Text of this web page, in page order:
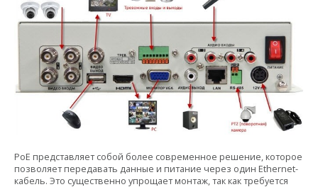
PoE представляет собой более современное решение, которое
позволяет передавать данные и питание через один Ethernet-
кабель. Это существенно упрощает монтаж, так как требуется